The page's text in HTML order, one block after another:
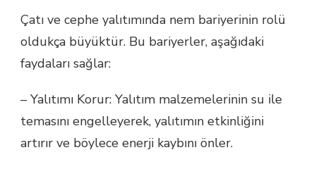
Çatı ve cephe yalıtımında nem bariyerinin rolü
oldukça büyüktür. Bu bariyerler, aşağıdaki
faydaları sağlar:
– Yalıtımı Korur: Yalıtım malzemelerinin su ile
temasını engelleyerek, yalıtımın etkinliğini
artırır ve böylece enerji kaybını önler.